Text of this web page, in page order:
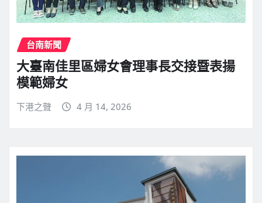
台南新聞
大臺南佳里區婦女會理事長交接暨表揚
模範婦女
下港之聲 4 月 14, 2026